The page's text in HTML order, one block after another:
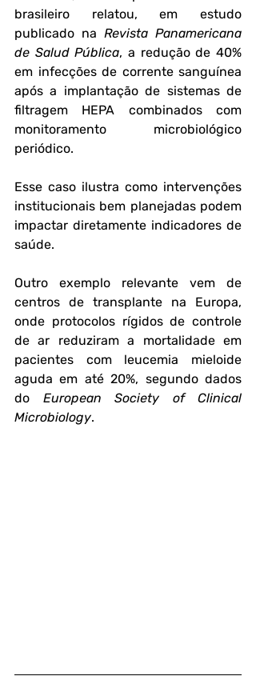
brasileiro relatou, em estudo
publicado na Revista Panamericana
de Salud Pública, a redução de 40%
em infecções de corrente sanguínea
após a implantação de sistemas de
filtragem HEPA combinados com
monitoramento microbiológico
periódico.
Esse caso ilustra como intervenções
institucionais bem planejadas podem
impactar diretamente indicadores de
saúde.
Outro exemplo relevante vem de
centros de transplante na Europa,
onde protocolos rígidos de controle
de ar reduziram a mortalidade em
pacientes com leucemia mieloide
aguda em até 20%, segundo dados
do European Society of Clinical
Microbiology.